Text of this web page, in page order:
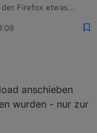
Firefox etwas
einmal in eine
mit der Auswahl der
hat.
anschieben
wurden - nur zur